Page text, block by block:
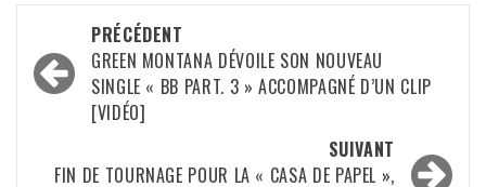
Navigation
d’article
PRÉCÉDENT
GREEN MONTANA DÉVOILE SON NOUVEAU
SINGLE « BB PART. 3 » ACCOMPAGNÉ D’UN CLIP
[VIDÉO]
SUIVANT
FIN DE TOURNAGE POUR LA « CASA DE PAPEL »,